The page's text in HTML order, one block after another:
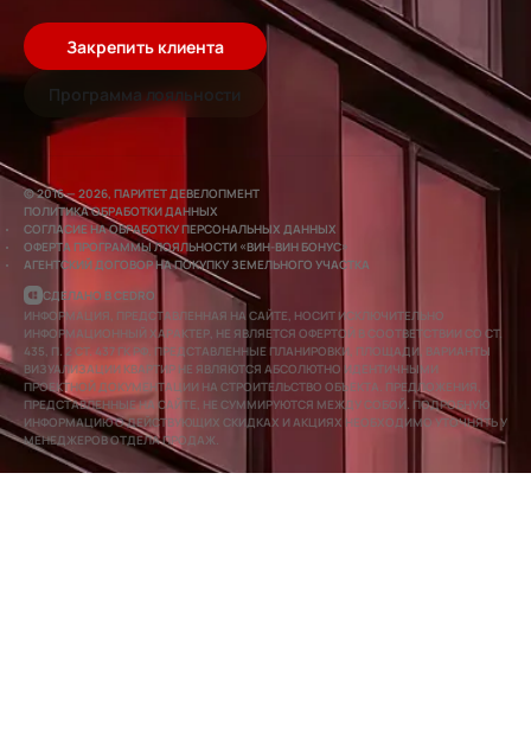
Закрепить клиента
Программа лояльности
© 2016 — 2026, ПАРИТЕТ ДЕВЕЛОПМЕНТ
ПОЛИТИКА ОБРАБОТКИ ДАННЫХ
СОГЛАСИЕ НА ОБРАБОТКУ ПЕРСОНАЛЬНЫХ ДАННЫХ
ОФЕРТА ПРОГРАММЫ ЛОЯЛЬНОСТИ «ВИН-ВИН БОНУС»
АГЕНТСКИЙ ДОГОВОР НА ПОКУПКУ ЗЕМЕЛЬНОГО УЧАСТКА
СДЕЛАНО В CEDRO
ИНФОРМАЦИЯ, ПРЕДСТАВЛЕННАЯ НА САЙТЕ, НОСИТ ИСКЛЮЧИТЕЛЬНО
ИНФОРМАЦИОННЫЙ ХАРАКТЕР, НЕ ЯВЛЯЕТСЯ ОФЕРТОЙ В СООТВЕТСТВИИ СО СТ.
435, П. 2 СТ. 437 ГК РФ. ПРЕДСТАВЛЕННЫЕ ПЛАНИРОВКИ, ПЛОЩАДИ, ВАРИАНТЫ
ВИЗУАЛИЗАЦИИ КВАРТИР НЕ ЯВЛЯЮТСЯ АБСОЛЮТНО ИДЕНТИЧНЫМИ
ПРОЕКТНОЙ ДОКУМЕНТАЦИИ НА СТРОИТЕЛЬСТВО ОБЪЕКТА. ПРЕДЛОЖЕНИЯ,
ПРЕДСТАВЛЕННЫЕ НА САЙТЕ, НЕ СУММИРУЮТСЯ МЕЖДУ СОБОЙ. ПОДРОБНУЮ
ИНФОРМАЦИЮ О ДЕЙСТВУЮЩИХ СКИДКАХ И АКЦИЯХ НЕОБХОДИМО УТОЧНЯТЬ У
МЕНЕДЖЕРОВ ОТДЕЛА ПРОДАЖ.